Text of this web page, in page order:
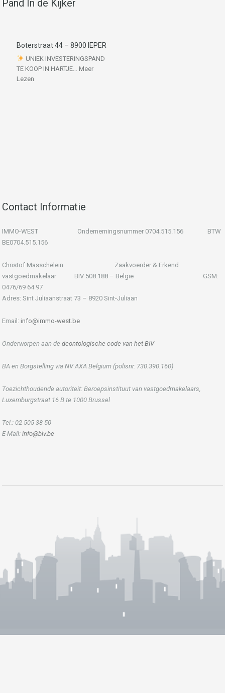
Pand In de Kijker
Boterstraat 44 – 8900 IEPER
UNIEK INVESTERINGSPAND
TE KOOP IN HARTJE… Meer
Lezen
Contact Informatie
IMMO-WEST Ondernemingsnummer 0704.515.156 BTW
BE0704.515.156
Christof Masschelein Zaakvoerder & Erkend
vastgoedmakelaar BIV 508.188 – België GSM:
0476/69 64 97
Adres: Sint Juliaanstraat 73 – 8920 Sint-Juliaan
Email: info@immo-west.be
Onderworpen aan de deontologische code van het BIV
BA en Borgstelling via NV AXA Belgium (polisnr. 730.390.160)
Toezichthoudende autoriteit: Beroepsinstituut van vastgoedmakelaars,
Luxemburgstraat 16 B te 1000 Brussel
Tel.: 02 505 38 50
E-Mail: info@biv.be